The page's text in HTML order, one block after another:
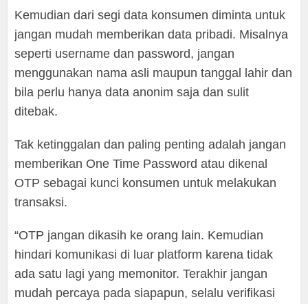
Kemudian dari segi data konsumen diminta untuk
jangan mudah memberikan data pribadi. Misalnya
seperti username dan password, jangan
menggunakan nama asli maupun tanggal lahir dan
bila perlu hanya data anonim saja dan sulit
ditebak.
Tak ketinggalan dan paling penting adalah jangan
memberikan One Time Password atau dikenal
OTP sebagai kunci konsumen untuk melakukan
transaksi.
“OTP jangan dikasih ke orang lain. Kemudian
hindari komunikasi di luar platform karena tidak
ada satu lagi yang memonitor. Terakhir jangan
mudah percaya pada siapapun, selalu verifikasi